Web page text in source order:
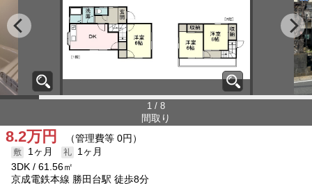
1 / 8
間取り
8.2万円 （管理費等 0円）
1ヶ月
1ヶ月
3DK
61.56㎡
京成電鉄本線 勝田台駅 徒歩8分